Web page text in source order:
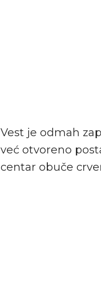
Vest je odmah
već otvoreno
centar obuče